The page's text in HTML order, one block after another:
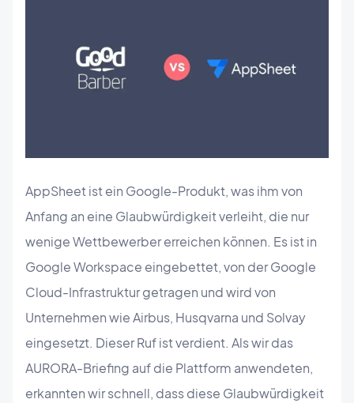
AppSheet ist ein Google-Produkt, was ihm von
Anfang an eine Glaubwürdigkeit verleiht, die nur
wenige Wettbewerber erreichen können. Es ist in
Google Workspace eingebettet, von der Google
Cloud-Infrastruktur getragen und wird von
Unternehmen wie Airbus, Husqvarna und Solvay
eingesetzt. Dieser Ruf ist verdient. Als wir das
AURORA-Briefing auf die Plattform anwendeten,
erkannten wir schnell, dass diese Glaubwürdigkeit